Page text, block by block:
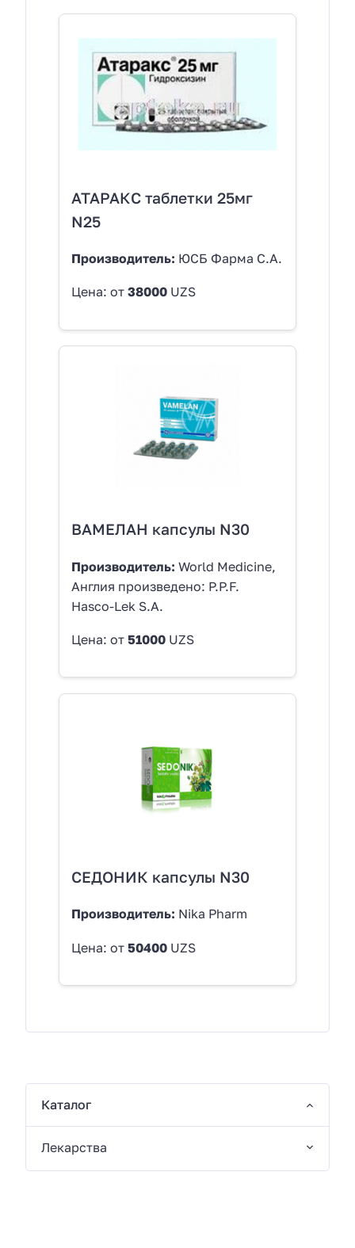
АТАРАКС таблетки 25мг
N25
Производитель: ЮСБ Фарма С.А.
Цена: от 38000 UZS
ВАМЕЛАН капсулы N30
Производитель: World Medicine,
Англия произведено: P.P.F.
Hasco-Lek S.A.
Цена: от 51000 UZS
СЕДОНИК капсулы N30
Производитель: Nika Pharm
Цена: от 50400 UZS
Каталог
Лекарства